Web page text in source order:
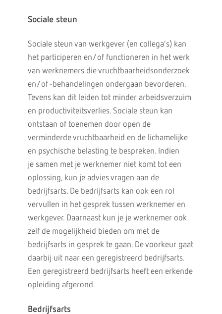
Sociale steun
Sociale steun van werkgever (en collega’s) kan
het participeren en/of functioneren in het werk
van werknemers die vruchtbaarheidsonderzoek
en/of -behandelingen ondergaan bevorderen.
Tevens kan dit leiden tot minder arbeidsverzuim
en productiviteitsverlies. Sociale steun kan
ontstaan of toenemen door open de
verminderde vruchtbaarheid en de lichamelijke
en psychische belasting te bespreken. Indien
je samen met je werknemer niet komt tot een
oplossing, kun je advies vragen aan de
bedrijfsarts. De bedrijfsarts kan ook een rol
vervullen in het gesprek tussen werknemer en
werkgever. Daarnaast kun je je werknemer ook
zelf de mogelijkheid bieden om met de
bedrijfsarts in gesprek te gaan. De voorkeur gaat
daarbij uit naar een geregistreerd bedrijfsarts.
Een geregistreerd bedrijfsarts heeft een erkende
opleiding afgerond.
Bedrijfsarts